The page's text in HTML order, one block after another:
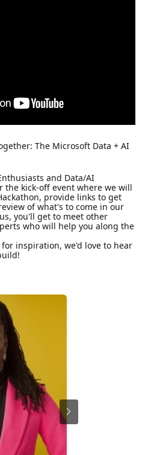
The Microsoft Data + AI
and Data/AI
kick-off event where we will
provide links to get
of what's to come in our
you'll get to meet other
who will help you along the
inspiration, we'd love to hear